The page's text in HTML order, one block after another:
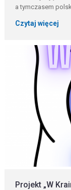
a tymczasem
Czytaj więcej
Projekt „W